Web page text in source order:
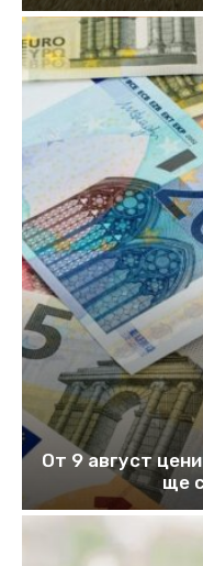
От 9 август
ще